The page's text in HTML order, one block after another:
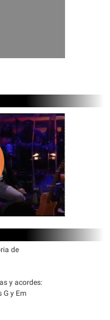
de
y acordes:
G y Em